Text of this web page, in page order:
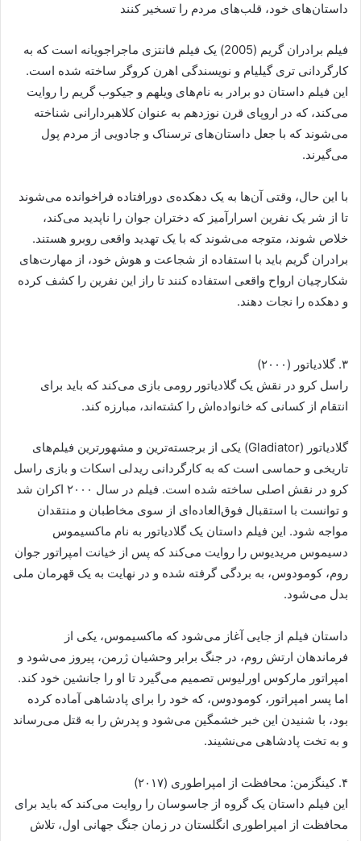
داستان‌های خود، قلب‌های مردم را تسخیر کنند
فیلم برادران گریم (2005) یک فیلم فانتزی ماجراجویانه است که به
کارگردانی تری گیلیام و نویسندگی اهرن کروگر ساخته شده است.
این فیلم داستان دو برادر به نام‌های ویلهم و جیکوب گریم را روایت
می‌کند، که در اروپای قرن نوزدهم به عنوان کلاهبردارانی شناخته
می‌شوند که با جعل داستان‌های ترسناک و جادویی از مردم پول
می‌گیرند.
با این حال، وقتی آن‌ها به یک دهکده‌ی دورافتاده فراخوانده می‌شوند
تا از شر یک نفرین اسرارآمیز که دختران جوان را ناپدید می‌کند،
خلاص شوند، متوجه می‌شوند که با یک تهدید واقعی روبرو هستند.
برادران گریم باید با استفاده از شجاعت و هوش خود، از مهارت‌های
شکارچیان ارواح واقعی استفاده کنند تا راز این نفرین را کشف کرده
و دهکده را نجات دهند.
۳. گلادیاتور (۲۰۰۰)
راسل کرو در نقش یک گلادیاتور رومی بازی می‌کند که باید برای
انتقام از کسانی که خانواده‌اش را کشته‌اند، مبارزه کند.
گلادیاتور (Gladiator) یکی از برجسته‌ترین و مشهورترین فیلم‌های
تاریخی و حماسی است که به کارگردانی ریدلی اسکات و بازی راسل
کرو در نقش اصلی ساخته شده است. فیلم در سال ۲۰۰۰ اکران شد
و توانست با استقبال فوق‌العاده‌ای از سوی مخاطبان و منتقدان
مواجه شود. این فیلم داستان یک گلادیاتور به نام ماکسیموس
دسیموس مریدیوس را روایت می‌کند که پس از خیانت امپراتور جوان
روم، کومودوس، به بردگی گرفته شده و در نهایت به یک قهرمان ملی
بدل می‌شود.
داستان فیلم از جایی آغاز می‌شود که ماکسیموس، یکی از
فرماندهان ارتش روم، در جنگ برابر وحشیان ژرمن، پیروز می‌شود و
امپراتور مارکوس اورلیوس تصمیم می‌گیرد تا او را جانشین خود کند.
اما پسر امپراتور، کومودوس، که خود را برای پادشاهی آماده کرده
بود، با شنیدن این خبر خشمگین می‌شود و پدرش را به قتل می‌رساند
و به تخت پادشاهی می‌نشیند.
۴. کینگزمن: محافظت از امپراطوری (۲۰۱۷)
این فیلم داستان یک گروه از جاسوسان را روایت می‌کند که باید برای
محافظت از امپراطوری انگلستان در زمان جنگ جهانی اول، تلاش